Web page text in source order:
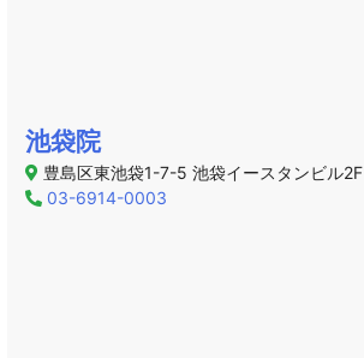
池袋院
豊島区東池袋1-7-5 池袋イースタンビル2F
03-6914-0003